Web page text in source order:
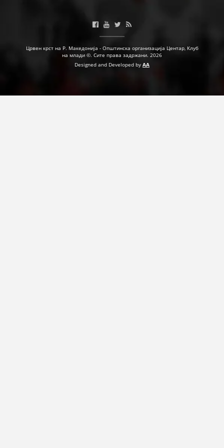
ПРИРАЧНИЦИ
Црвен крст на Р. Македонија - Општинска организација Центар, Клуб
на млади ©. Сите права задржани. 2026
Designed and Developed by AA